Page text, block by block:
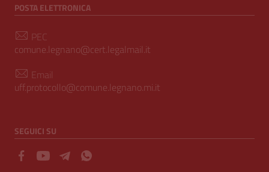
POSTA ELETTRONICA
PEC
comune.legnano@cert.legalmail.it
Email
uff.protocollo@comune.legnano.mi.it
SEGUICI SU